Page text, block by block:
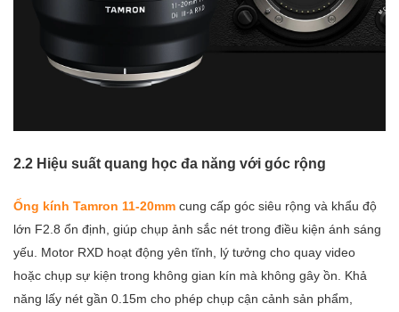
2.2 Hiệu suất quang học đa năng với góc rộng
Ống kính Tamron 11-20mm cung cấp góc siêu rộng và khẩu độ
lớn F2.8 ổn định, giúp chụp ảnh sắc nét trong điều kiện ánh sáng
yếu. Motor RXD hoạt động yên tĩnh, lý tưởng cho quay video
hoặc chụp sự kiện trong không gian kín mà không gây ồn. Khả
năng lấy nét gần 0.15m cho phép chụp cận cảnh sản phẩm,